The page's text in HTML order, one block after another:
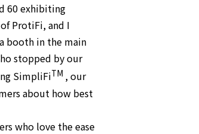
60 exhibiting
ProtiFi, and I
booth in the main
stopped by our
SimpliFiTM , our
about how best
who love the ease